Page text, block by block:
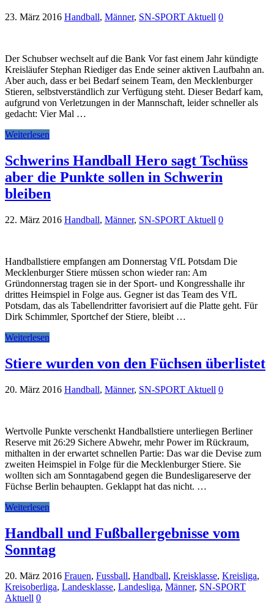
23. März 2016 Handball, Männer, SN-SPORT Aktuell 0
Der Schubser wechselt auf die Bank Vor fast einem Jahr kündigte
Kreisläufer Stephan Riediger das Ende seiner aktiven Laufbahn an.
Aber auch, dass er bei Bedarf seinem Team, den Mecklenburger
Stieren, selbstverständlich zur Verfügung steht. Dieser Bedarf kam,
aufgrund von Verletzungen in der Mannschaft, leider schneller als
gedacht: Vier Mal …
Weiterlesen
Schwerins Handball Hero sagt Tschüss
aber die Punkte sollen in Schwerin
bleiben
22. März 2016 Handball, Männer, SN-SPORT Aktuell 0
Handballstiere empfangen am Donnerstag VfL Potsdam Die
Mecklenburger Stiere müssen schon wieder ran: Am
Gründonnerstag tragen sie in der Sport- und Kongresshalle ihr
drittes Heimspiel in Folge aus. Gegner ist das Team des VfL
Potsdam, das als Tabellendritter favorisiert auf die Platte geht. Für
Dirk Schimmler, Sportchef der Stiere, bleibt …
Weiterlesen
Stiere wurden von den Füchsen überlistet
20. März 2016 Handball, Männer, SN-SPORT Aktuell 0
Wertvolle Punkte verschenkt Handballstiere unterliegen Berliner
Reserve mit 26:29 Sichere Abwehr, mehr Power im Rückraum,
mithalten in der erwartet schnellen Partie: Das war die Devise zum
zweiten Heimspiel in Folge für die Mecklenburger Stiere. Sie
wollten sich am Sonntagabend gegen die Bundesligareserve der
Füchse Berlin behaupten. Geklappt hat das nicht. …
Weiterlesen
Handball und Fußballergebnisse vom
Sonntag
20. März 2016 Frauen, Fussball, Handball, Kreisklasse, Kreisliga,
Kreisoberliga, Landesklasse, Landesliga, Männer, SN-SPORT
Aktuell 0